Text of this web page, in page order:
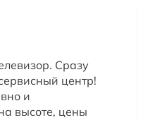
Сразу
центр!
и
высоте, цены